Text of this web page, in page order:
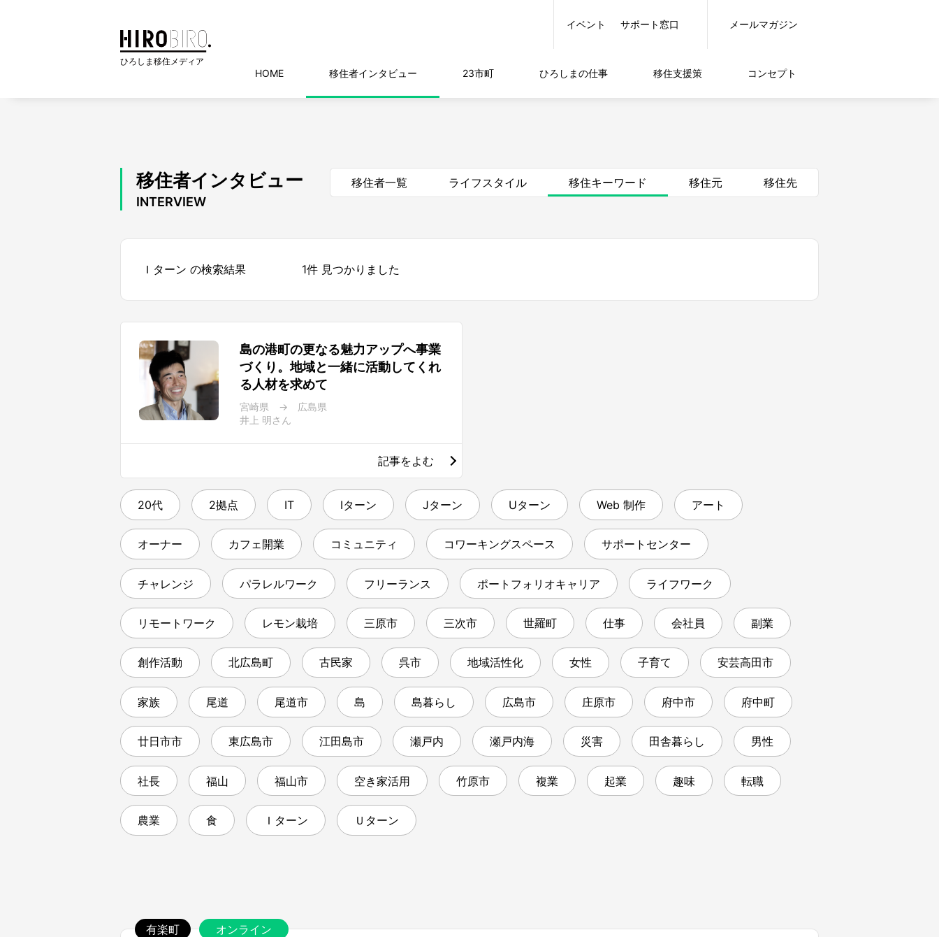
HOME 移住者インタビュー 23市町 ひろしまの仕事 移住支援策 コンセプト
イベント サポート窓口 メールマガジン
移住者インタビュー
INTERVIEW
移住者一覧 ライフスタイル 移住キーワード 移住元 移住先
Ｉターン の検索結果 1件 見つかりました
島の港町の更なる魅力アップへ事業
づくり。地域と一緒に活動してくれ
る人材を求めて
宮崎県 → 広島県
井上 明さん
記事をよむ
20代 2拠点 IT Iターン Jターン Uターン Web 制作 アート
オーナー カフェ開業 コミュニティ コワーキングスペース サポートセンター
チャレンジ パラレルワーク フリーランス ポートフォリオキャリア ライフワーク
リモートワーク レモン栽培 三原市 三次市 世羅町 仕事 会社員 副業
創作活動 北広島町 古民家 呉市 地域活性化 女性 子育て 安芸高田市
家族 尾道 尾道市 島 島暮らし 広島市 庄原市 府中市 府中町
廿日市市 東広島市 江田島市 瀬戸内 瀬戸内海 災害 田舎暮らし 男性
社長 福山 福山市 空き家活用 竹原市 複業 起業 趣味 転職
農業 食 Ｉターン Ｕターン
有楽町 オンライン